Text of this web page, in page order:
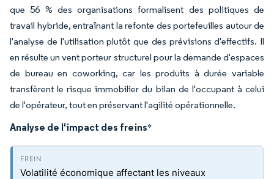
que 56 % des organisations formalisent des politiques de
travail hybride, entraînant la refonte des portefeuilles autour de
l'analyse de l'utilisation plutôt que des prévisions d'effectifs. Il
en résulte un vent porteur structurel pour la demande d'espaces
de bureau en coworking, car les produits à durée variable
transfèrent le risque immobilier du bilan de l'occupant à celui
de l'opérateur, tout en préservant l'agilité opérationnelle.
Analyse de l'impact des freins*
Volatilité économique affectant les niveaux